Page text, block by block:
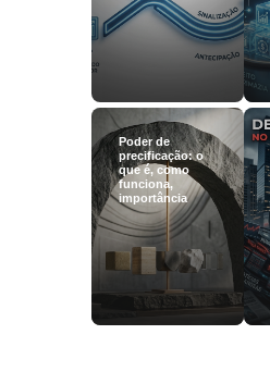
Poder de
precificação: o
que é, como
funciona,
importância